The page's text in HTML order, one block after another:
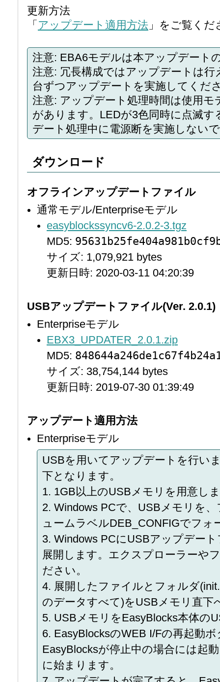
更新方法
「 アップデート適用方法 」をご覧くだ
注意: EBA6モデルは本アップデート
注意: 冗長構成ではアップデートは
台ずつアップデートを実施してくだ
注意: アップデート処理時間は使用
があります。LEDが3色同時に点滅
デート処理中に電源断を実施しない
ダウンロード
オフラインアップデートファイル
通常モデル/Enterpriseモデル
easyblockssyncv6-2.0.2-3.tgz
MD5:
サイズ: 1,079,921 bytes
更新日時: 2020-03-11 04:20:39
USBアップデートファイル(Ver. 2.0.1)
Enterpriseモデル
EBX3_UPDATER_2.0.1.zip
MD5:
サイズ: 38,754,144 bytes
更新日時: 2019-07-30 01:39:49
アップデート適用方法
Enterpriseモデル
USBを用いてアップデートを行い
下となります。
1. 1GB以上のUSBメモリを用意し
2. Windows PCで、USBメモリを
ュームラベルDEB_CONFIGでフォ
3. Windows PCにUSBアップデー
展開します。エクスプローラーや
ださい。
4. 展開したファイルとフォルダ
のデータすべて)をUSBメモリ直下
5. USBメモリをEasyBlocks本体の
6. EasyBlocksのWEB I/Fの再起動
EasyBlocksが停止中の場合には起
に始まります。